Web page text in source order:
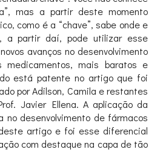
mas a partir deste momento
como é a “chave”, sabe onde e
a partir daí, pode utilizar esse
avanços no desenvolvimento
medicamentos, mais baratos e
está patente no artigo que foi
por Adilson, Camila e restantes
Javier Ellena. A aplicação da
no desenvolvimento de fármacos
artigo e foi esse diferencial
com destaque na capa de tão